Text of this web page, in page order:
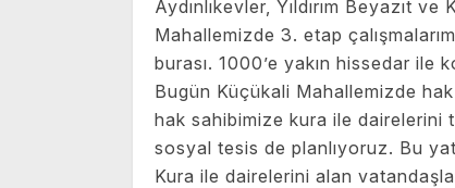
Aydınlıkevler, Yıldırım Beyazıt
Mahallemizde 3. etap
burası. 1000’e yakın hissedar
Bugün Küçükali Mahallemizde
hak sahibimize kura ile dairelerini
sosyal tesis de planlıyoruz. Bu
Kura ile dairelerini alan